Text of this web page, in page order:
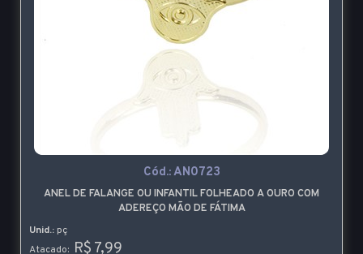
Cód.:AN0723
ANEL DE FALANGE OU INFANTIL FOLHEADO A OURO COM
ADEREÇO MÃO DE FÁTIMA
Unid.: pç
Atacado: R$ 7,99